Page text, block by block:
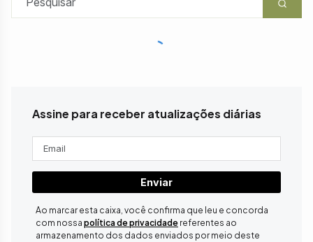
Assine para receber atualizações diárias
Enviar
Ao marcar esta caixa, você confirma que leu e concorda
com nossa política de privacidade referentes ao
armazenamento dos dados enviados por meio deste